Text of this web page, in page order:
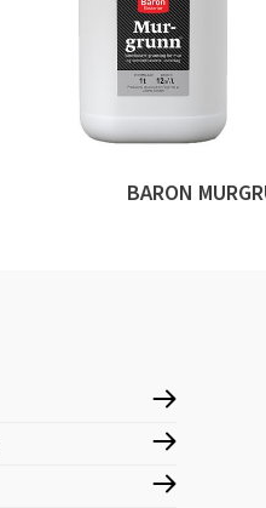
BARON